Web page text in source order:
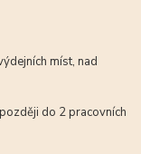
míst, nad
do 2 pracovních